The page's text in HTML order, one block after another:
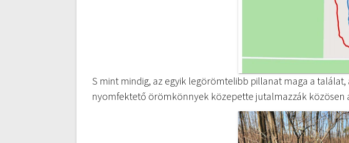
S mint mindig, az egyik legörömtelibb pillanat maga a
nyomfektető örömkönnyek közepette jutalmazzák közösen